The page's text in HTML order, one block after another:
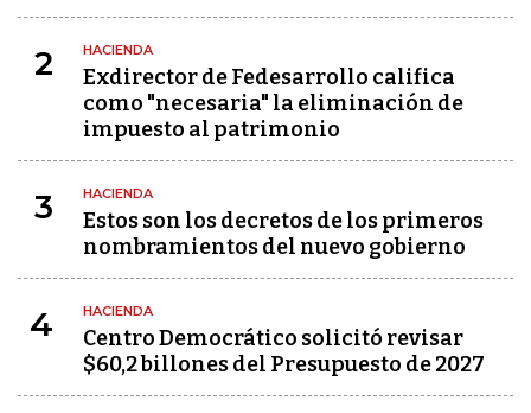
2 HACIENDA
Exdirector de Fedesarrollo califica
como "necesaria" la eliminación de
impuesto al patrimonio
3 HACIENDA
Estos son los decretos de los primeros
nombramientos del nuevo gobierno
4 HACIENDA
Centro Democrático solicitó revisar
$60,2 billones del Presupuesto de 2027